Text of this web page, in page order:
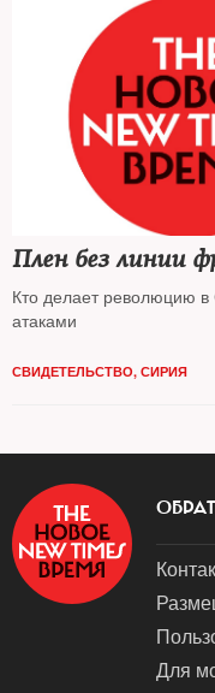
Плен без линии
Кто делает революцию в
атаками
СВИДЕТЕЛЬСТВО, СИРИЯ
Для